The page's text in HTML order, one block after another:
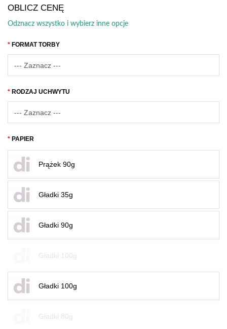
OBLICZ CENĘ
Odznacz wszystko i wybierz inne opcje
FORMAT TORBY
RODZAJ UCHWYTU
PAPIER
Prążek 90g
Gładki 35g
Gładki 90g
Gładki 100g
Gładki 100g
Gładki 80g